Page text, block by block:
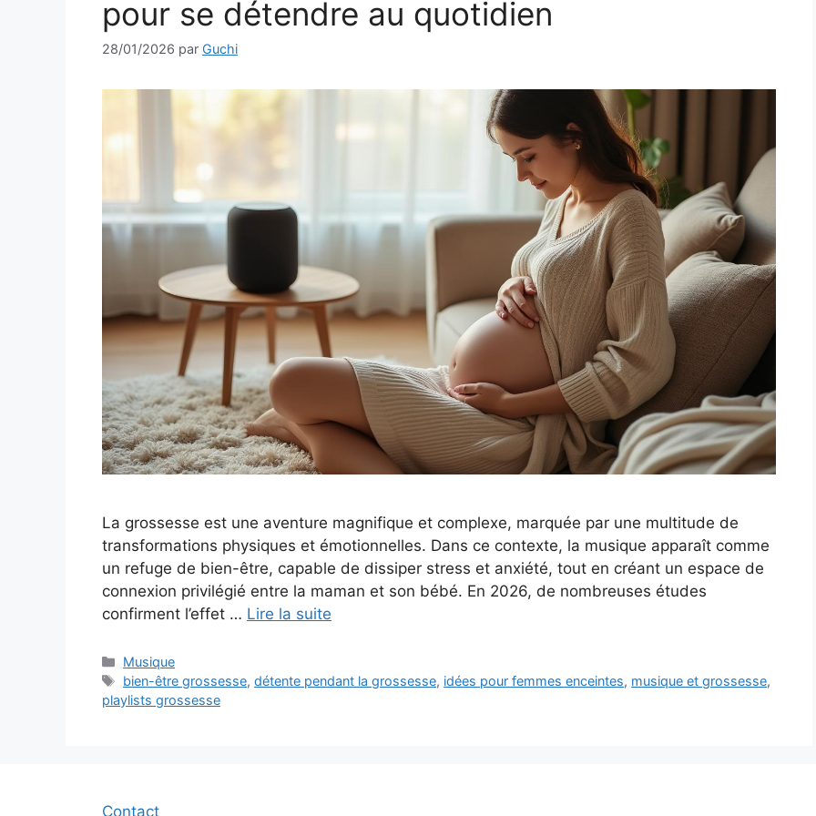
pour se détendre au quotidien
28/01/2026 par Guchi
La grossesse est une aventure magnifique et complexe, marquée par une multitude de
transformations physiques et émotionnelles. Dans ce contexte, la musique apparaît comme
un refuge de bien-être, capable de dissiper stress et anxiété, tout en créant un espace de
connexion privilégié entre la maman et son bébé. En 2026, de nombreuses études
confirment l’effet … Lire la suite
Catégories
Musique
Étiquettes
bien-être grossesse,détente pendant la grossesse, idées pour femmes enceintes, musique et grossesse,
playlists grossesse
Contact